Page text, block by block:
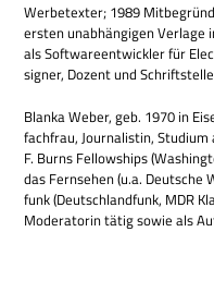
Wer­be­tex­ter; 1989
ersten unab­hän­gi­gen Ver­lage
als Soft­ware­ent­wick­ler für
si­gner, Dozent und
Blanka Weber, geb. 1970 in
fach­frau, Jour­na­li­stin, Stu­dium
F. Burns Fel­low­ships
das Fern­se­hen (u.a. Deut­sche
funk (Deutsch­land­funk, MDR
Mode­ra­to­rin tätig sowie als